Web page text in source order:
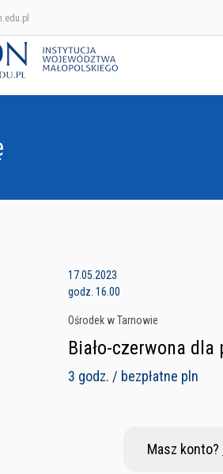
17.05.2023
godz. 16.00
Ośrodek w Tarnowie
Biało-czerwona
3 godz. / bezpłatne pln
Masz konto?